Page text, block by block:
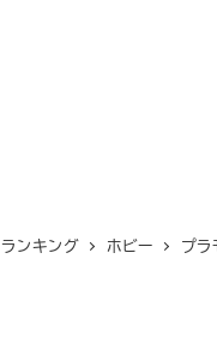
ランキング ホビー プラ